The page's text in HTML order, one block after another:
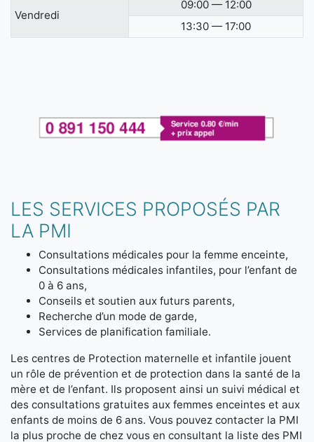
Vendredi
09:00 — 12:00
13:30 — 17:00
LES SERVICES PROPOSÉS PAR
LA PMI
Consultations médicales pour la femme enceinte,
Consultations médicales infantiles, pour l’enfant de
0 à 6 ans,
Conseils et soutien aux futurs parents,
Recherche d’un mode de garde,
Services de planification familiale.
Les centres de Protection maternelle et infantile jouent
un rôle de prévention et de protection dans la santé de la
mère et de l’enfant. Ils proposent ainsi un suivi médical et
des consultations gratuites aux femmes enceintes et aux
enfants de moins de 6 ans. Vous pouvez contacter la PMI
la plus proche de chez vous en consultant la liste des PMI